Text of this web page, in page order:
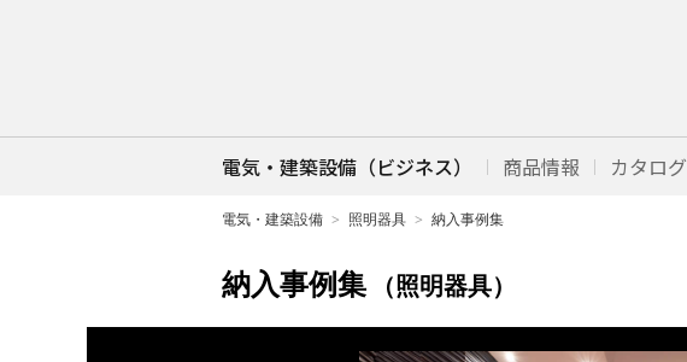
電気・建築設備（ビジネス） 商品情報 カタログ
電気・建築設備 照明器具 納入事例集
納入事例集 （照明器具）